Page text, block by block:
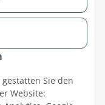
Sie den
Website: